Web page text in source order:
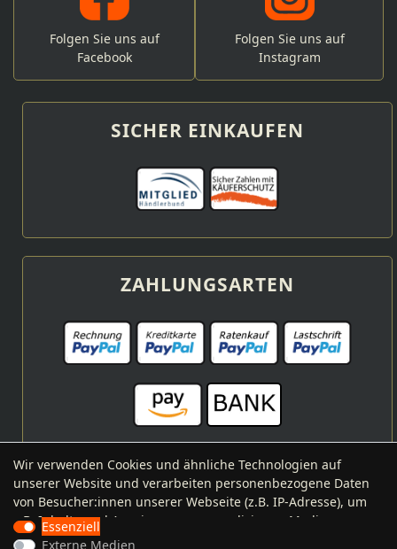
Folgen Sie uns auf
Facebook
Folgen Sie uns auf
Instagram
SICHER EINKAUFEN
ZAHLUNGSARTEN
VERSANDARTEN
Wir verwenden Cookies und ähnliche Technologien auf
unserer Website und verarbeiten personenbezogene Daten
von Besucher:innen unserer Webseite (z.B. IP-Adresse), um
z.B. Inhalte und Anzeigen zu personalisieren, Medien von
Drittanbietern einzubinden oder Zugriffe auf unsere
Essenziell
Externe Medien